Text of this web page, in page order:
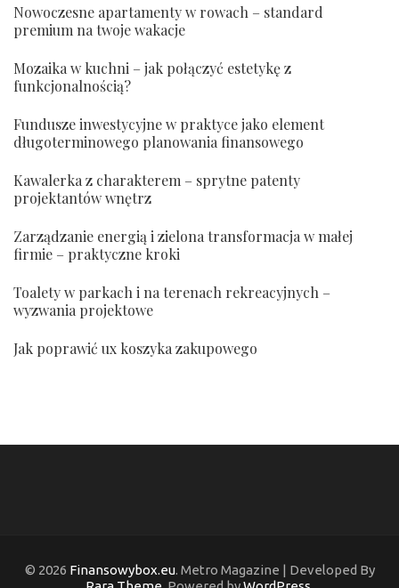
Nowoczesne apartamenty w rowach – standard
premium na twoje wakacje
Mozaika w kuchni – jak połączyć estetykę z
funkcjonalnością?
Fundusze inwestycyjne w praktyce jako element
długoterminowego planowania finansowego
Kawalerka z charakterem – sprytne patenty
projektantów wnętrz
Zarządzanie energią i zielona transformacja w małej
firmie – praktyczne kroki
Toalety w parkach i na terenach rekreacyjnych –
wyzwania projektowe
Jak poprawić ux koszyka zakupowego
© 2026 Finansowybox.eu. Metro Magazine | Developed By